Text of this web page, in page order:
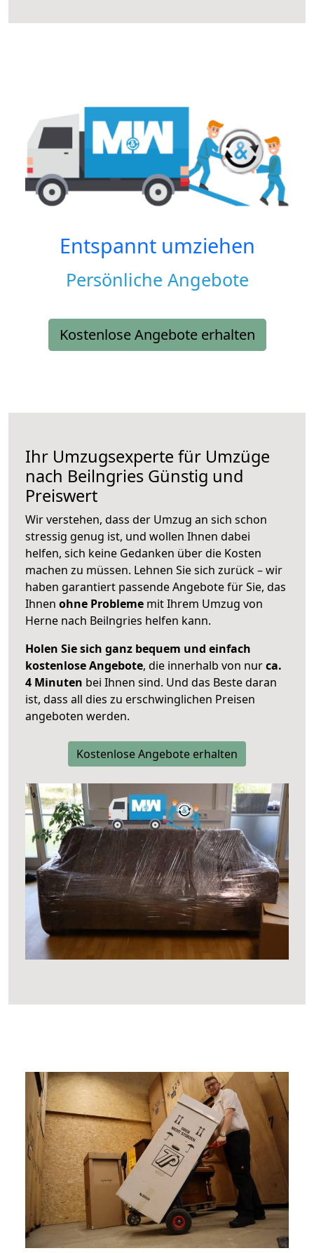
Entspannt umziehen
Persönliche Angebote
Kostenlose Angebote erhalten
Ihr Umzugsexperte für Umzüge
nach Beilngries Günstig und
Preiswert
Wir verstehen, dass der Umzug an sich schon
stressig genug ist, und wollen Ihnen dabei
helfen, sich keine Gedanken über die Kosten
machen zu müssen. Lehnen Sie sich zurück – wir
haben garantiert passende Angebote für Sie, das
Ihnen ohne Probleme mit Ihrem Umzug von
Herne nach Beilngries helfen kann.
Holen Sie sich ganz bequem und einfach
kostenlose Angebote, die innerhalb von nurca.
4 Minuten bei Ihnen sind. Und das Beste daran
ist, dass all dies zu erschwinglichen Preisen
angeboten werden.
Kostenlose Angebote erhalten